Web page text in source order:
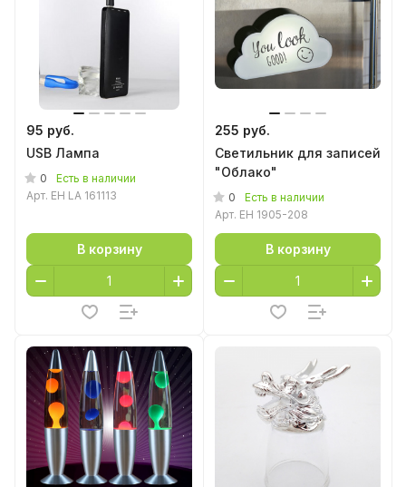
95 руб.
USB Лампа
0
Есть в наличии
Арт. EH LA 161113
В корзину
255 руб.
Светильник для записей
"Облако"
0
Есть в наличии
Арт. EH 1905-208
В корзину